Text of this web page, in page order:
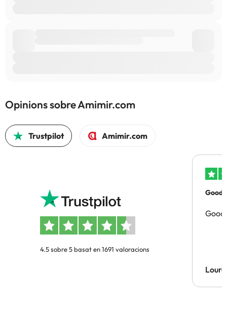
Opinions sobre Amimir.com
Trustpilot Amimir.com
4.5 sobre 5 basat en 1691 valoracions
Good
Good